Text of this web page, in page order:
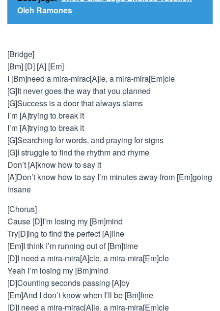
Oleh Ramones
[Bridge]
[Bm] [D] [A] [Em]
I [Bm]need a mira-mirac[A]le, a mira-mira[Em]cle
[G]It never goes the way that you planned
[G]Success is a door that always slams
I’m [A]trying to break it
I’m [A]trying to break it
[G]Searching for words, and praying for signs
[G]I struggle to find the rhythm and rhyme
Don’t [A]know how to say it
[A]Don’t know how to say I’m minutes away from [Em]going
insane
[Chorus]
Cause [D]I’m losing my [Bm]mind
Try[D]ing to find the perfect [A]line
[Em]I think I’m running out of [Bm]time
[D]I need a mira-mira[A]cle, a mira-mira[Em]cle
Yeah I’m losing my [Bm]mind
[D]Counting seconds passing [A]by
[Em]And I don’t know when I’ll be [Bm]fine
[D]I need a mira-mirac[A]le, a mira-mira[Em]cle